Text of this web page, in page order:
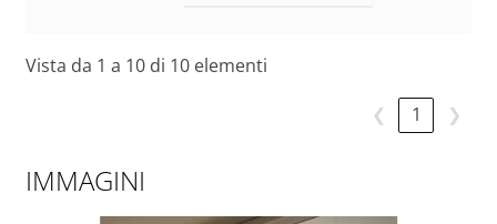
Vista da 1 a 10 di 10 elementi
❮ 1 ❯
IMMAGINI